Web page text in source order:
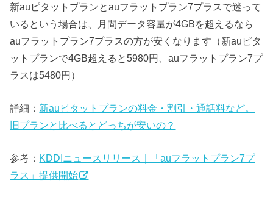
新auピタットプランとauフラットプラン7プラスで迷って
いるという場合は、月間データ容量が4GBを超えるなら
auフラットプラン7プラスの方が安くなります（新auピタ
ットプランで4GB超えると5980円、auフラットプラン7プ
ラスは5480円）
詳細： 新auピタットプランの料金・割引・通話料など。
旧プランと比べるとどっちが安いの？
参考： KDDIニュースリリース｜「auフラットプラン7プ
ラス」提供開始